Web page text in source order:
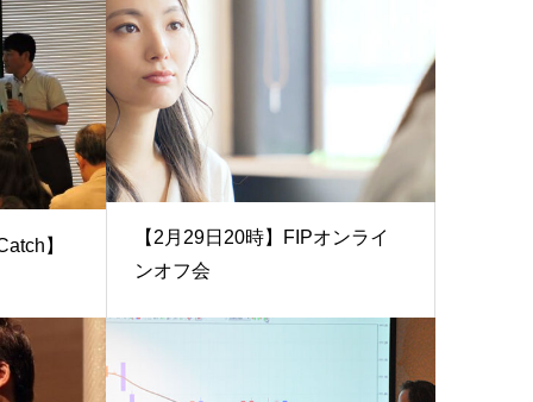
】
【2月29日20時】FIPオンライ
ンオフ会